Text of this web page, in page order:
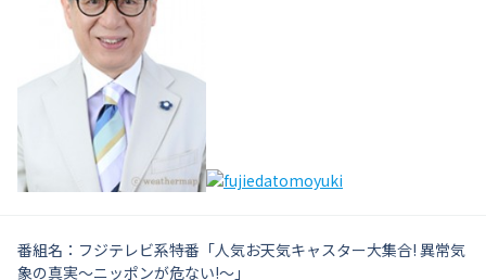
番組名：フジテレビ系特番「人気お天気キャスター大集合! 異常気
象の真実～ニッポンが危ない!～」